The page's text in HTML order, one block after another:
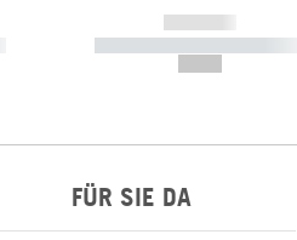
------------
----------- ----------- -----------
FÜR SIE DA